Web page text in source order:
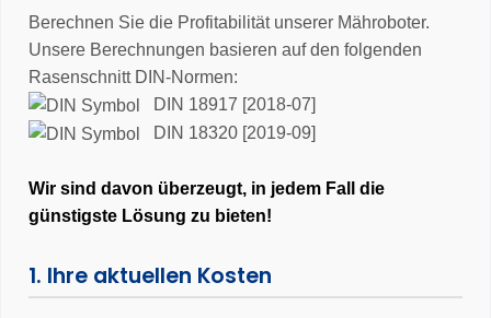
Berechnen Sie die Profitabilität unserer Mähroboter.
Unsere Berechnungen basieren auf den folgenden
Rasenschnitt DIN-Normen:
DIN 18917 [2018-07]
DIN 18320 [2019-09]
Wir sind davon überzeugt, in jedem Fall die
günstigste Lösung zu bieten!
1. Ihre aktuellen Kosten